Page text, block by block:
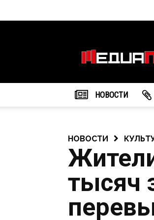
НОВОСТИ
НОВОСТИ
тысяч